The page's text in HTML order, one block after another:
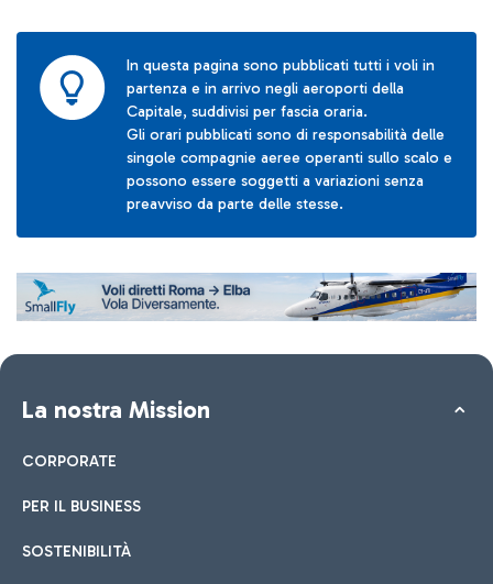
In questa pagina sono pubblicati tutti i voli in
partenza e in arrivo negli aeroporti della
Capitale, suddivisi per fascia oraria.
Gli orari pubblicati sono di responsabilità delle
singole compagnie aeree operanti sullo scalo e
possono essere soggetti a variazioni senza
preavviso da parte delle stesse.
La nostra Mission
CORPORATE
PER IL BUSINESS
SOSTENIBILITÀ